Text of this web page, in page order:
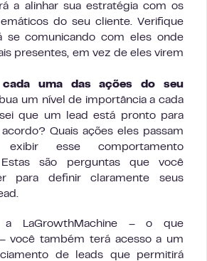
a alinhar sua estratégia com os
do seu cliente. Verifique
se comunicando com eles onde
presentes, em vez de eles virem
uma das ações do seu
um nível de importância a cada
que um lead está pronto para
Quais ações eles passam
esse comportamento
são perguntas que você
para definir claramente seus
LaGrowthMachine – o que
você também terá acesso a um
de leads que permitirá